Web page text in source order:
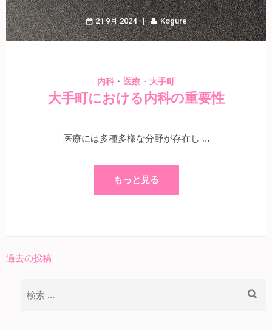
21 9月 2024 Kogure
内科 ・ 医療 ・ 大手町
大手町における内科の重要性
医療には多種多様な分野が存在し …
もっと見る
過去の投稿